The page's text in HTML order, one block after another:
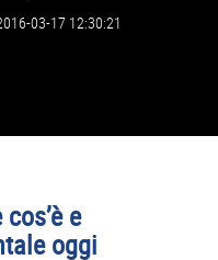
03-17 12:30:21
e
oggi